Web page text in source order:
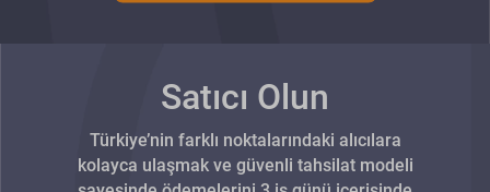
Satıcı Olun
Türkiye’nin farklı noktalarındaki alıcılara
kolayca ulaşmak ve güvenli tahsilat modeli